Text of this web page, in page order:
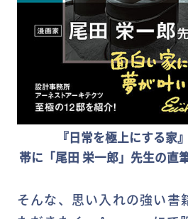
『日常を極上にする家
帯に「尾田 栄一郎」先生の直
そんな、思い入れの強い書